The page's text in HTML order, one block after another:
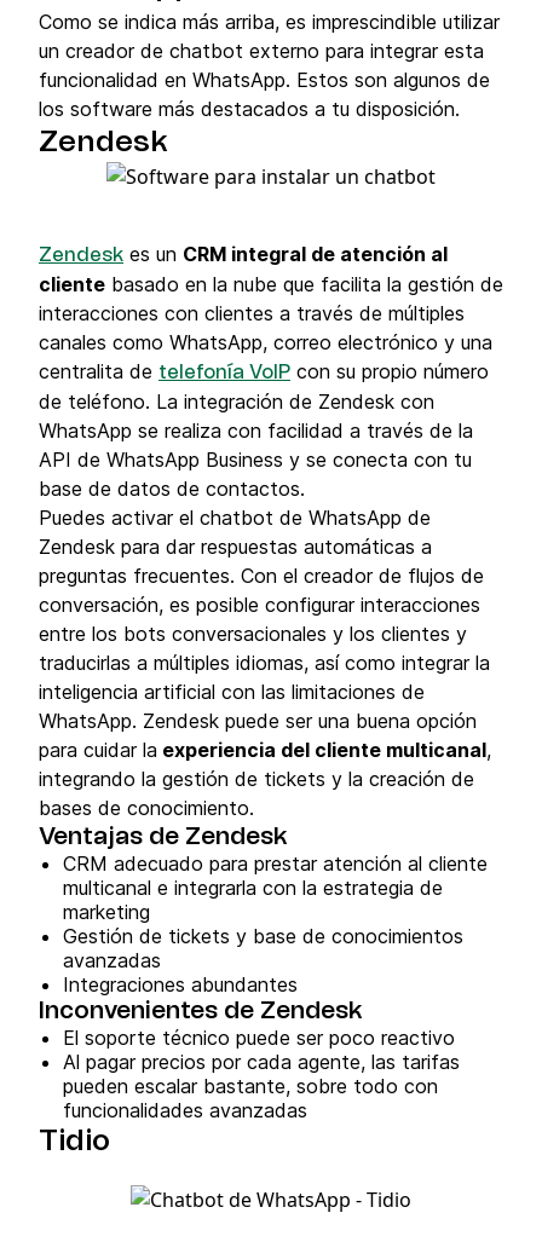
Como se indica más arriba, es imprescindible utilizar
un creador de chatbot externo para integrar esta
funcionalidad en WhatsApp. Estos son algunos de
los software más destacados a tu disposición.
Zendesk
Zendesk es un CRM integral de atención al
cliente basado en la nube que facilita la gestión de
interacciones con clientes a través de múltiples
canales como WhatsApp, correo electrónico y una
centralita de telefonía VoIP con su propio número
de teléfono. La integración de Zendesk con
WhatsApp se realiza con facilidad a través de la
API de WhatsApp Business y se conecta con tu
base de datos de contactos.
Puedes activar el chatbot de WhatsApp de
Zendesk para dar respuestas automáticas a
preguntas frecuentes. Con el creador de flujos de
conversación, es posible configurar interacciones
entre los bots conversacionales y los clientes y
traducirlas a múltiples idiomas, así como integrar la
inteligencia artificial con las limitaciones de
WhatsApp. Zendesk puede ser una buena opción
para cuidar la experiencia del cliente multicanal,
integrando la gestión de tickets y la creación de
bases de conocimiento.
Ventajas de Zendesk
CRM adecuado para prestar atención al cliente
multicanal e integrarla con la estrategia de
marketing
Gestión de tickets y base de conocimientos
avanzadas
Integraciones abundantes
Inconvenientes de Zendesk
El soporte técnico puede ser poco reactivo
Al pagar precios por cada agente, las tarifas
pueden escalar bastante, sobre todo con
funcionalidades avanzadas
Tidio